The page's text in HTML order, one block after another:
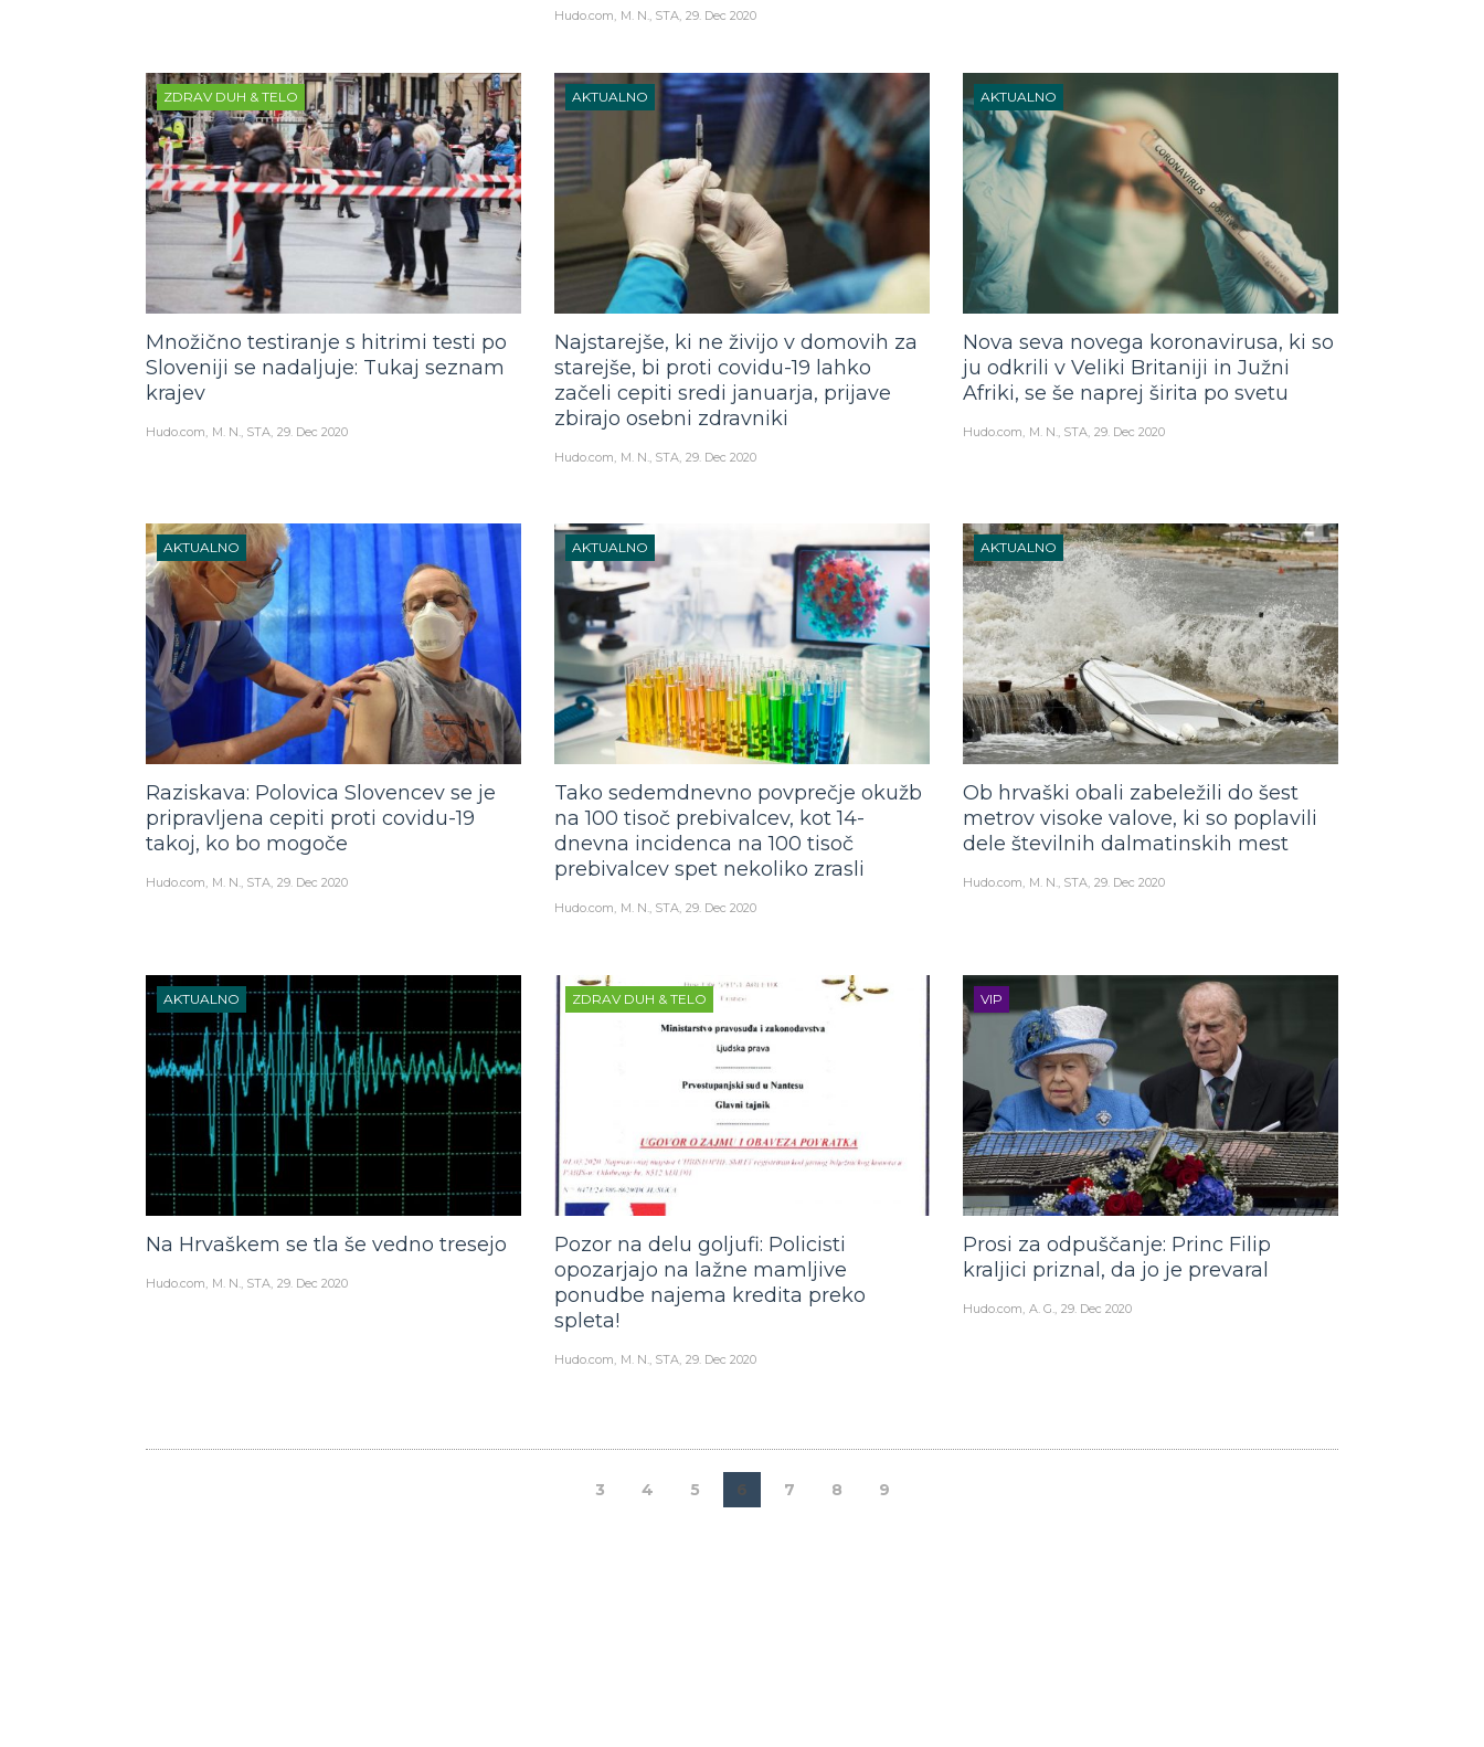
Hudo.com M. N., STA 29. Dec 2020
ZDRAV DUH & TELO
Množično testiranje s hitrimi testi po
Sloveniji se nadaljuje: Tukaj seznam
krajev
Hudo.com M. N., STA 29. Dec 2020
AKTUALNO
Najstarejše, ki ne živijo v domovih za
starejše, bi proti covidu-19 lahko
začeli cepiti sredi januarja, prijave
zbirajo osebni zdravniki
Hudo.com M. N., STA 29. Dec 2020
AKTUALNO
Nova seva novega koronavirusa, ki so
ju odkrili v Veliki Britaniji in Južni
Afriki, se še naprej širita po svetu
Hudo.com M. N., STA 29. Dec 2020
AKTUALNO
Raziskava: Polovica Slovencev se je
pripravljena cepiti proti covidu-19
takoj, ko bo mogoče
Hudo.com M. N., STA 29. Dec 2020
AKTUALNO
Tako sedemdnevno povprečje okužb
na 100 tisoč prebivalcev, kot 14-
dnevna incidenca na 100 tisoč
prebivalcev spet nekoliko zrasli
Hudo.com M. N., STA 29. Dec 2020
AKTUALNO
Ob hrvaški obali zabeležili do šest
metrov visoke valove, ki so poplavili
dele številnih dalmatinskih mest
Hudo.com M. N., STA 29. Dec 2020
AKTUALNO
Na Hrvaškem se tla še vedno tresejo
Hudo.com M. N., STA 29. Dec 2020
ZDRAV DUH & TELO
Pozor na delu goljufi: Policisti
opozarjajo na lažne mamljive
ponudbe najema kredita preko
spleta!
Hudo.com M. N., STA 29. Dec 2020
VIP
Prosi za odpuščanje: Princ Filip
kraljici priznal, da jo je prevaral
Hudo.com A. G. 29. Dec 2020
3 4 5 6 7 8 9